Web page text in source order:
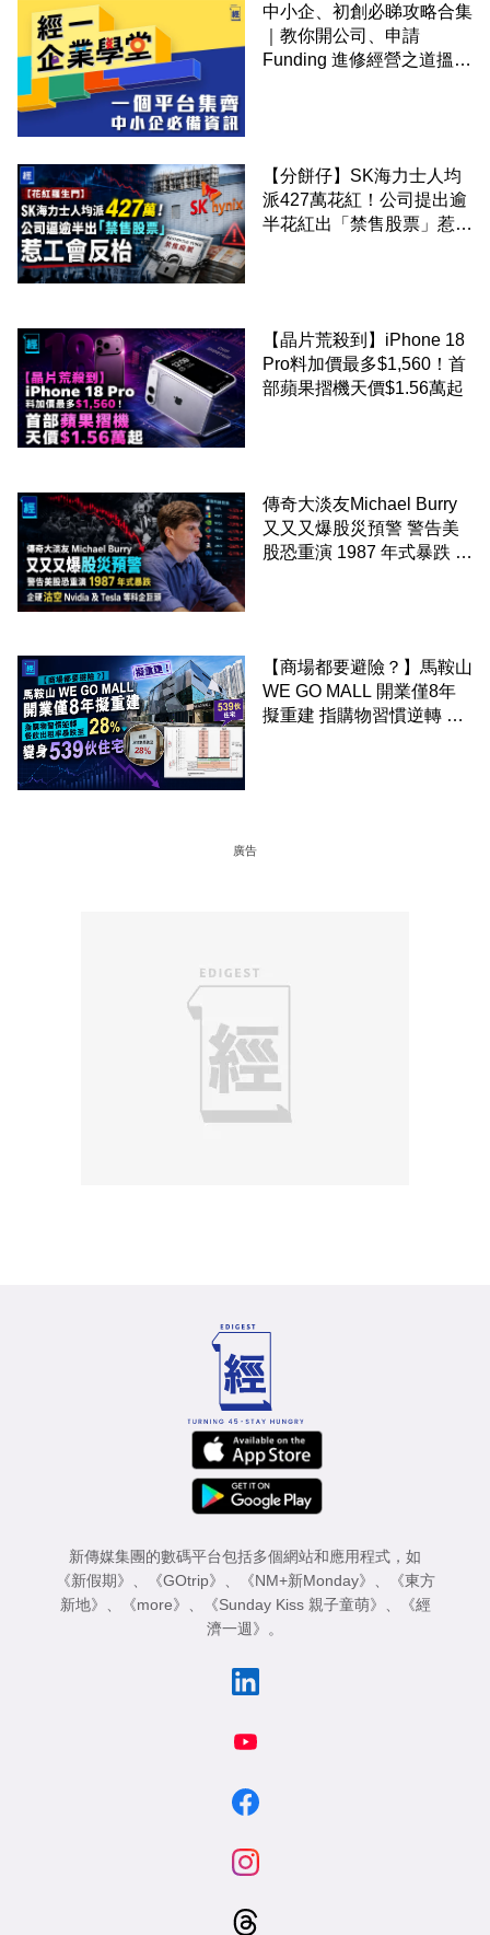
中小企、初創必睇攻略合集
｜教你開公司、申請
Funding 進修經營之道搵大
【分餅仔】SK海力士人均
派427萬花紅！公司提出逾
半花紅出「禁售股票」惹工
【晶片荒殺到】iPhone 18
Pro料加價最多$1,560！首
部蘋果摺機天價$1.56萬起
傳奇大淡友Michael Burry
又又又爆股災預警 警告美
股恐重演 1987 年式暴跌 企
【商場都要避險？】馬鞍山
WE GO MALL 開業僅8年
擬重建 指購物習慣逆轉 餐
廣告
新傳媒集團的數碼平台包括多個網站和應用程式，如
《新假期》
《GOtrip》 《NM+新Monday》
《東方
新地》
《more》 《Sunday Kiss 親子童萌》
《經
濟一週》
。